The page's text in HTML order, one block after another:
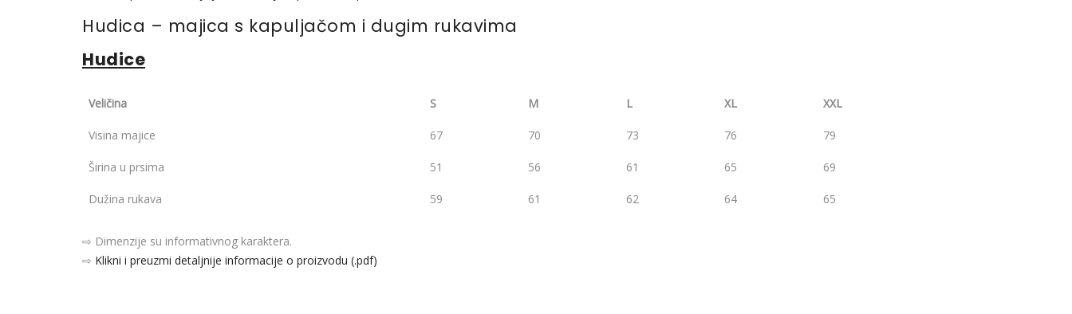
Hudica – majica s kapuljačom i dugim rukavima
Hudice
Veličina S M L XL XXL
Visina majice 67 70 73 76 79
Širina u prsima 51 56 61 65 69
Dužina rukava 59 61 62 64 65
⇨ Dimenzije su informativnog karaktera.
⇨ Klikni i preuzmi detaljnije informacije o proizvodu (.pdf)